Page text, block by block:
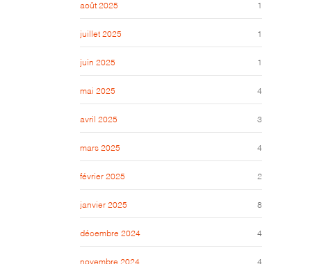
août 2025 1
juillet 2025 1
juin 2025 1
mai 2025 4
avril 2025 3
mars 2025 4
février 2025 2
janvier 2025 8
décembre 2024 4
novembre 2024 4